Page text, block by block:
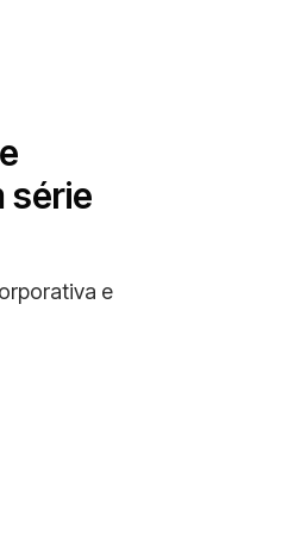
série
e